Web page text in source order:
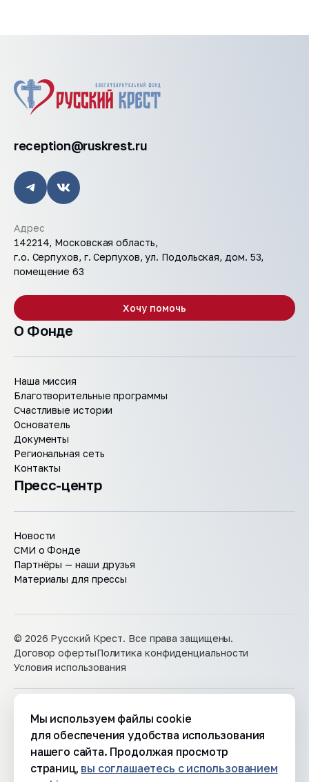
reception@ruskrest.ru
Адрес
142214, Московская область,
г.о. Серпухов, г. Серпухов, ул. Подольская, дом. 53,
помещение 63
Хочу помочь
О Фонде
Наша миссия
Благотворительные программы
Счастливые истории
Основатель
Документы
Региональная сеть
Контакты
Пресс-центр
Новости
СМИ о Фонде
Партнёры — наши друзья
Материалы для прессы
© 2026 Русский Крест. Все права защищены.
Договор офертыПолитика конфиденциальности
Условия использования
Информация, размещенная на сайте, носит
исключительно ознакомительный характер и не является
публичной офертой, определяемой положениями Статьи
437 Гражданского кодекса Российской Федерации.
Разработка сайта Catapulta
Мы используем файлы cookie
для обеспечения удобства использования
нашего сайта. Продолжая просмотр
страниц, вы соглашаетесь с использованием